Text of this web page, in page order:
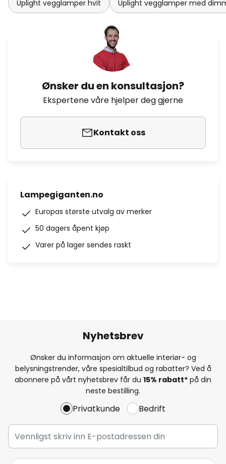
Uplight vegglamper hvit Uplight vegglamper med
Ønsker du en konsultasjon?
Ekspertene våre hjelper deg gjerne
Kontakt oss
Lampegiganten.no
Europas største utvalg av merker
50 dagers åpent kjøp
Varer på lager sendes raskt
Nyhetsbrev
Ønsker du informasjon om aktuelle interiør- og
belysningstrender, våre spesialtilbud og rabatter? Ved å
abonnere på vårt nyhetsbrev får du 15% rabatt* på din
neste bestilling.
Privatkunde Bedrift